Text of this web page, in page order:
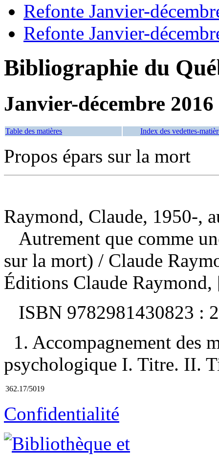
Refonte Janvier-
Refonte Janvier-
Bibliographie du
Janvier-décembre 2016
Table des matières Index des vedettes-
Propos épars sur la mort
Raymond, Claude, 1950-,
Autrement que comme
sur la mort) / Claude
Éditions Claude
ISBN 9782981430823 :
1. Accompagnement des
psychologique I. Titre. II.
362.17/5019
Confidentialité